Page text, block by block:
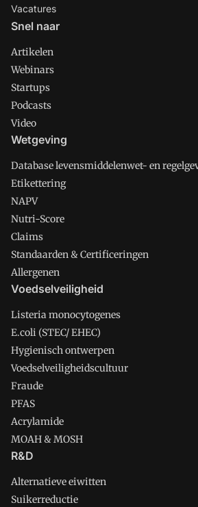
Vacatures
Snel naar
Artikelen
Webinars
Startups
Podcasts
Video
Wetgeving
Database levensmiddelenwet- en
Etikettering
NAPV
Nutri-Score
Claims
Standaarden & Certificeringen
Allergenen
Voedselveiligheid
Listeria monocytogenes
E.coli (STEC/ EHEC)
Hygienisch ontwerpen
Voedselveiligheidscultuur
Fraude
PFAS
Acrylamide
MOAH & MOSH
R&D
Alternatieve eiwitten
Suikerreductie